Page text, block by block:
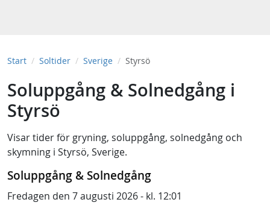
Start Soltider Sverige Styrsö
Soluppgång & Solnedgång i
Styrsö
Visar tider för gryning, soluppgång, solnedgång och
skymning i Styrsö, Sverige.
Soluppgång & Solnedgång
Fredagen den 7 augusti 2026 - kl. 12:01